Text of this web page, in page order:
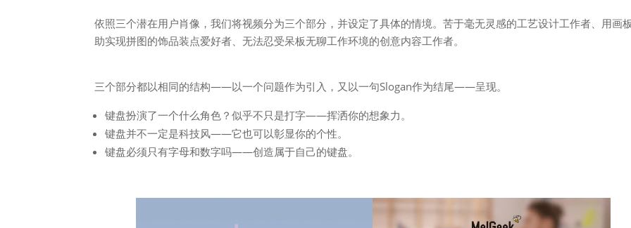
依照三个潜在用户肖像，我们将视频分为三个部分，并设定了具体的情境。苦于毫无灵感的工艺设计工作者、用画
助实现拼图的饰品装点爱好者、无法忍受呆板无聊工作环境的创意内容工作者。
三个部分都以相同的结构——以一个问题作为引入，又以一句Slogan作为结尾——呈现。
键盘扮演了一个什么角色？似乎不只是打字——挥洒你的想象力。
键盘并不一定是科技风——它也可以彰显你的个性。
键盘必须只有字母和数字吗——创造属于自己的键盘。